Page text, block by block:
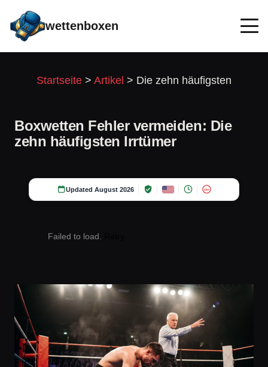
wettenboxen
Startseite > Artikel > Die zehn häufigsten
Boxwetten Fehler vermeiden: Die
zehn häufigsten Irrtümer
Updated August 2026 18+
Failed to load.